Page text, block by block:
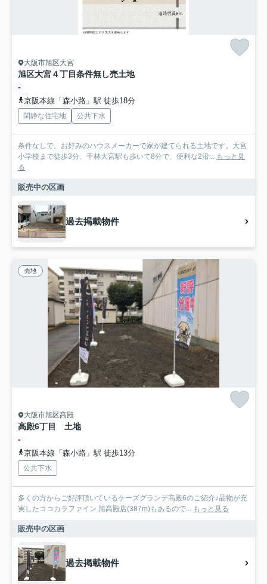
大阪市旭区大宮
旭区大宮４丁目条件無し売土地
-
京阪本線「森小路」駅 徒歩18分
閑静な住宅地 公共下水
条件なしで、お好みのハウスメーカーで家が建てられる土地です。大宮
小学校まで徒歩3分、千林大宮駅も歩いて8分で、便利な2沿... もっと見
る
販売中の区画
過去掲載物件
売地
大阪市旭区高殿
高殿6丁目 土地
-
京阪本線「森小路」駅 徒歩13分
公共下水
多くの方からご好評頂いているケーズグランデ高殿6のご紹介♪品物が充
実したココカラファイン 旭高殿店(387m)もあるので... もっと見る
販売中の区画
過去掲載物件